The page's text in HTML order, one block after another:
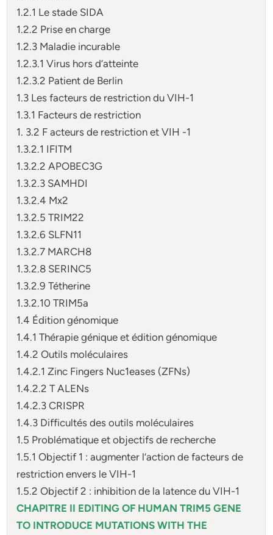
1.2.1 Le stade SIDA
1.2.2 Prise en charge
1.2.3 Maladie incurable
1.2.3.1 Virus hors d’atteinte
1.2.3.2 Patient de Berlin
1.3 Les facteurs de restriction du VIH-1
1.3.1 Facteurs de restriction
1. 3.2 F acteurs de restriction et VIH -1
1.3.2.1 IFITM
1.3.2.2 APOBEC3G
1.3.2.3 SAMHDI
1.3.2.4 Mx2
1.3.2.5 TRIM22
1.3.2.6 SLFN11
1.3.2.7 MARCH8
1.3.2.8 SERINC5
1.3.2.9 Tétherine
1.3.2.10 TRIM5a
1.4 Édition génomique
1.4.1 Thérapie génique et édition génomique
1.4.2 Outils moléculaires
1.4.2.1 Zinc Fingers Nuc1eases (ZFNs)
1.4.2.2 T ALENs
1.4.2.3 CRISPR
1.4.3 Difficultés des outils moléculaires
1.5 Problématique et objectifs de recherche
1.5.1 Objectif 1 : augmenter l’action de facteurs de
restriction envers le VIH-1
1.5.2 Objectif 2 : inhibition de la latence du VIH-1
CHAPITRE II EDITING OF HUMAN TRIM5 GENE
TO INTRODUCE MUTATIONS WITH THE